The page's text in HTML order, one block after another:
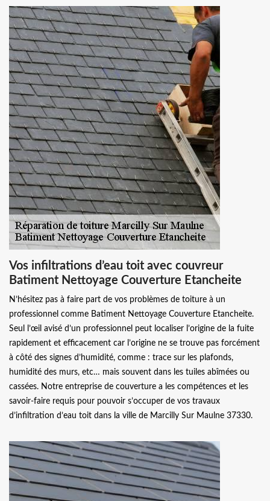
Vos infiltrations d’eau toit avec couvreur
Batiment Nettoyage Couverture Etancheite
N’hésitez pas à faire part de vos problèmes de toiture à un
professionnel comme Batiment Nettoyage Couverture Etancheite.
Seul l’œil avisé d’un professionnel peut localiser l’origine de la fuite
rapidement et efficacement car l’origine ne se trouve pas forcément
à côté des signes d’humidité, comme : trace sur les plafonds,
humidité des murs, etc… mais souvent dans les tuiles abîmées ou
cassées. Notre entreprise de couverture a les compétences et les
savoir-faire requis pour pouvoir s’occuper de vos travaux
d’infiltration d’eau toit dans la ville de Marcilly Sur Maulne 37330.